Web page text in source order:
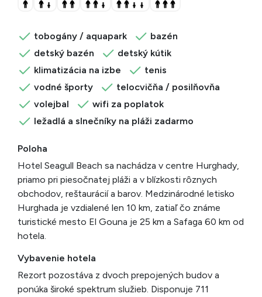
tobogány / aquapark
bazén
detský bazén
detský kútik
klimatizácia na izbe
tenis
vodné športy
telocvičňa / posilňovňa
volejbal
wifi za poplatok
ležadlá a slnečníky na pláži zadarmo
Poloha
Hotel Seagull Beach sa nachádza v centre Hurghady,
priamo pri piesočnatej pláži a v blízkosti rôznych
obchodov, reštaurácií a barov. Medzinárodné letisko
Hurghada je vzdialené len 10 km, zatiaľ čo známe
turistické mesto El Gouna je 25 km a Safaga 60 km od
hotela.
Vybavenie hotela
Rezort pozostáva z dvoch prepojených budov a
ponúka široké spektrum služieb. Disponuje 711